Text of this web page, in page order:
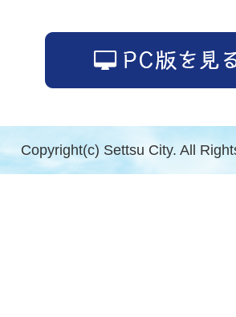
Copyright(c) Settsu City. All